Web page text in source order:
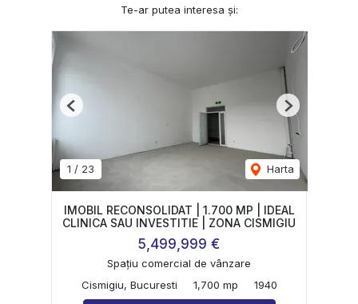
Te-ar putea interesa și:
1 / 23 Harta
Previous Next
IMOBIL RECONSOLIDAT | 1.700 MP | IDEAL
CLINICA SAU INVESTITIE | ZONA CISMIGIU
5,499,999 €
Spațiu comercial de vânzare
Cismigiu, Bucuresti
1,700 mp 1940